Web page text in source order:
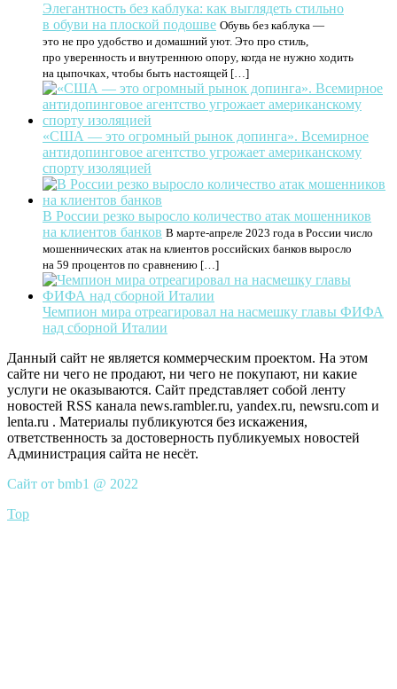
Элегантность без каблука: как выглядеть стильно
в обуви на плоской подошве Обувь без каблука —
это не про удобство и домашний уют. Это про стиль,
про уверенность и внутреннюю опору, когда не нужно ходить
на цыпочках, чтобы быть настоящей […]
«США — это огромный рынок допинга». Всемирное
антидопинговое агентство угрожает американскому
спорту изоляцией
В России резко выросло количество атак мошенников
на клиентов банков В марте-апреле 2023 года в России число
мошеннических атак на клиентов российских банков выросло
на 59 процентов по сравнению […]
Чемпион мира отреагировал на насмешку главы ФИФА
над сборной Италии
Данный сайт не является коммерческим проектом. На этом
сайте ни чего не продают, ни чего не покупают, ни какие
услуги не оказываются. Сайт представляет собой ленту
новостей RSS канала news.rambler.ru, yandex.ru, newsru.com и
lenta.ru . Материалы публикуются без искажения,
ответственность за достоверность публикуемых новостей
Администрация сайта не несёт.
Сайт от bmb1 @ 2022
Top